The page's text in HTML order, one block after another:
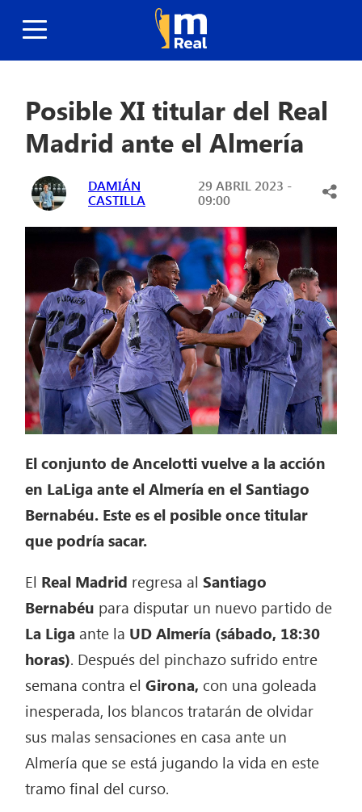
Posible XI titular del Real
Madrid ante el Almería
DAMIÁN
CASTILLA
29 ABRIL 2023 -
09:00
El conjunto de Ancelotti vuelve a la acción
en LaLiga ante el Almería en el Santiago
Bernabéu. Este es el posible once titular
que podría sacar.
El Real Madrid regresa al Santiago
Bernabéu para disputar un nuevo partido de
La Ligaante la UD Almería (sábado, 18:30
horas). Después del pinchazo sufrido entre
semana contra elGirona, con una goleada
inesperada, los blancos tratarán de olvidar
sus malas sensaciones en casa ante un
Almería que se está jugando la vida en este
tramo final del curso.